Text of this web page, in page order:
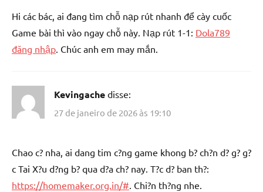
Hi các bác, ai đang tìm chỗ nạp rút nhanh để cày cuốc
Game bài thì vào ngay chỗ này. Nạp rút 1-1: Dola789
đăng nhập . Chúc anh em may mắn.
Kevingache disse:
27 de janeiro de 2026 às 19:10
Chao c? nha, ai dang tim c?ng game khong b? ch?n d? g? g?
c Tai X?u d?ng b? qua d?a ch? nay. T?c d? ban th?:
https://homemaker.org.in/#. Chi?n th?ng nhe.